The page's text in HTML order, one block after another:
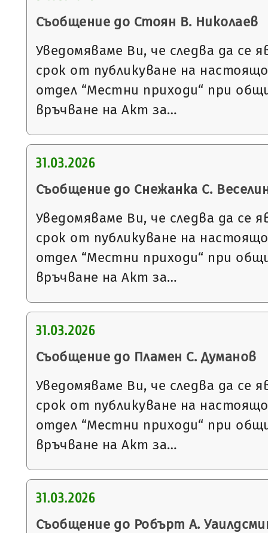
Съобщение до Стоян В. Николаев
Уведомяваме Ви, че следва да се
срок от публикуване на
отдел “Местни приходи“ при
връчване на Акт за…
31.03.2026
Съобщение до Снежанка С.
Уведомяваме Ви, че следва да се
срок от публикуване на
отдел “Местни приходи“ при
връчване на Акт за…
31.03.2026
Съобщение до Пламен С. Думанов
Уведомяваме Ви, че следва да се
срок от публикуване на
отдел “Местни приходи“ при
връчване на Акт за…
31.03.2026
Съобщение до Робърт А.